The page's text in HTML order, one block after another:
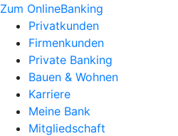
Zum OnlineBanking
Privatkunden
Firmenkunden
Private Banking
Bauen & Wohnen
Karriere
Meine Bank
Mitgliedschaft